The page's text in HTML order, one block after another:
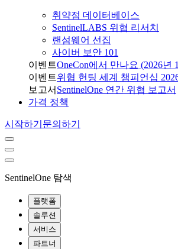
취약점 데이터베이스
SentinelLABS 위협 리서치
랜섬웨어 선집
사이버 보안 101
이벤트OneCon에서 만나요 (2026년
이벤트위협 헌팅 세계 챔피언십
보고서 SentinelOne 연간 위협 보고서
가격 정책
시작하기 문의하기
SentinelOne 탐색
플랫폼
솔루션
서비스
파트너